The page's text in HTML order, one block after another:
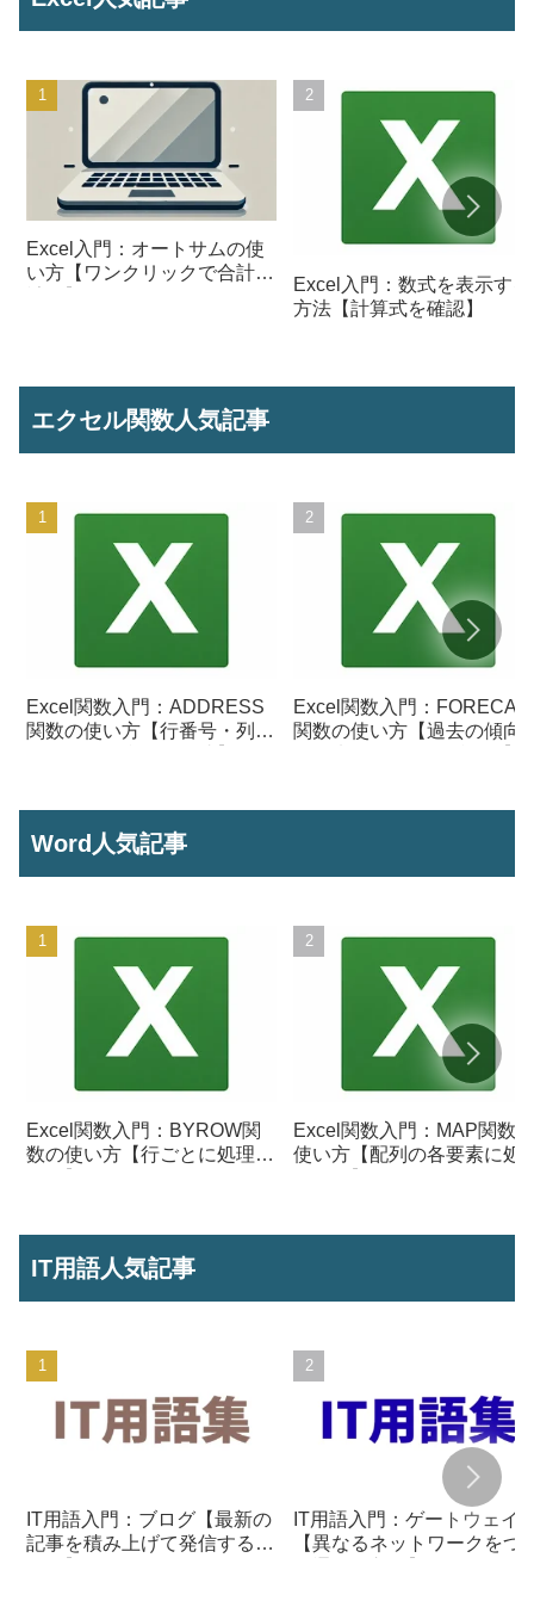
Excel入門：オートサムの使
い方【ワンクリックで合計を
Excel入門：数式を表示する
方法【計算式を確認】
エクセル関数人気記事
Excel関数入門：ADDRESS
関数の使い方【行番号・列番
Excel関数入門：
関数の使い方【過去の傾向
Word人気記事
Excel関数入門：BYROW関
数の使い方【行ごとに処理を
Excel関数入門：MAP関数の
使い方【配列の各要素に処
IT用語人気記事
IT用語入門：ブログ【最新の
記事を積み上げて発信する仕
IT用語入門：ゲートウェイ
【異なるネットワークをつ